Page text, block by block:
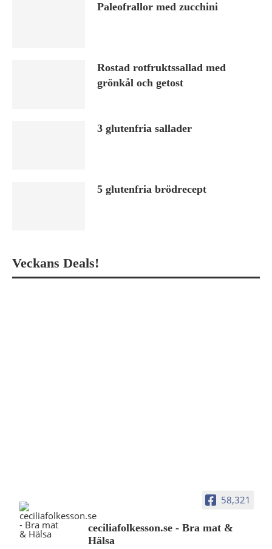
Paleofrallor med zucchini
Rostad rotfruktssallad med
grönkål och getost
3 glutenfria sallader
5 glutenfria brödrecept
Veckans Deals!
58,321
ceciliafolkesson.se - Bra mat &
Hälsa